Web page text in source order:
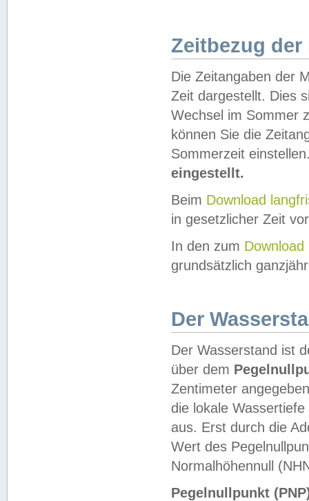
Zeitbezug der
Die Zeitangaben der
Zeit dargestellt. Dies
Wechsel im Sommer
können Sie die
Sommerzeit
eingestellt.
Beim Download
in gesetzlicher Zeit
In den zum Download
grundsätzlich
Der
Der Wasserstand ist
über dem
Zentimeter
die lokale
aus. Erst durch die
Wert des
Normalhöhennull
Pegelnullpunkt